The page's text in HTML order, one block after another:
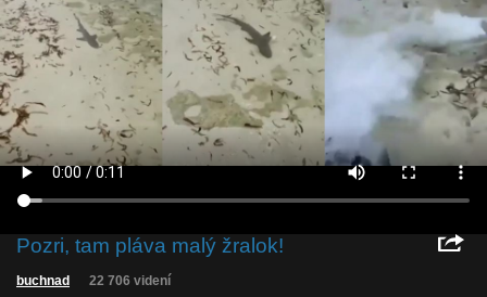
Pozri, tam pláva malý žralok!
buchnad 22 706 videní